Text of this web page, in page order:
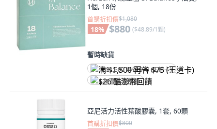
1個, 18份
首購折扣價$1,080
18% $880 ($48.89/1顆)
暫時缺貨
满 $1,500 再省 $75 (王道卡)
$26 酷澎幣回饋
亞尼活力活性葉酸膠囊, 1套, 60顆
首購折扣價$800